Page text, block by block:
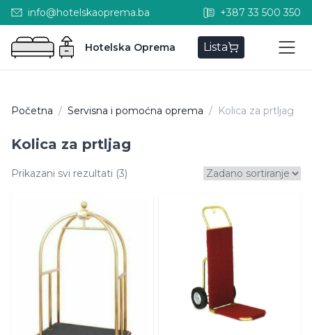
info@hotelskaoprema.ba +387 33 500 350
Hotelska Oprema Lista
Početna / Servisna i pomoćna oprema / Kolica za prtljag
Kolica za prtljag
Prikazani svi rezultati (3)